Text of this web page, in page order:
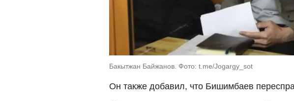
Бакытжан Байжанов. Фото: t.me/Jogargy_sot
Он также добавил, что Бишимбаев